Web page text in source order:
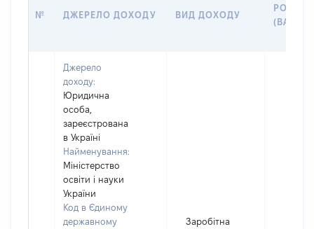
№ ДЖЕРЕЛО ДОХОДУ ВИД ДОХОДУ
РОЗМІР
Джерело
доходу:
Юридична
особа,
зареєстрована
в Україні
Найменування:
Міністерство
освіти і науки
України
Код в Єдиному
державному
Заробітна